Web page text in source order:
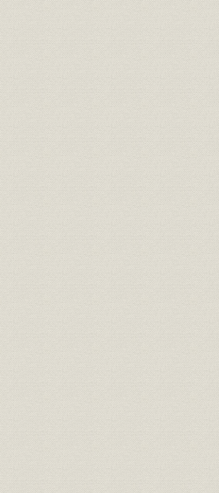
設備
事業の拡大・発展と戦時下の経
営 1917●大正6年→昭和20年
●1945
昭和6年
(1945年)
製品
焦土からの出発と高度成長の軌
跡 1946●昭和21年→昭和46年
●1971
昭和21年
(1962年)頃
技術
焦土からの出発と高度成長の軌
跡 1946●昭和21年→昭和46年
●1971
昭和36年
(1971年)